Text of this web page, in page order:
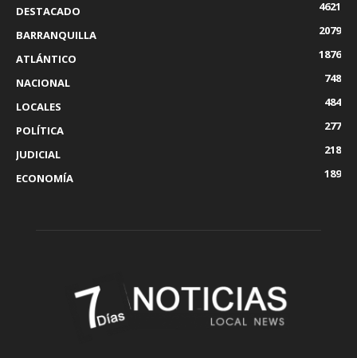
DESTACADO
4621
BARRANQUILLA
2079
ATLÁNTICO
1876
NACIONAL
748
LOCALES
484
POLÍTICA
277
JUDICIAL
218
ECONOMÍA
189